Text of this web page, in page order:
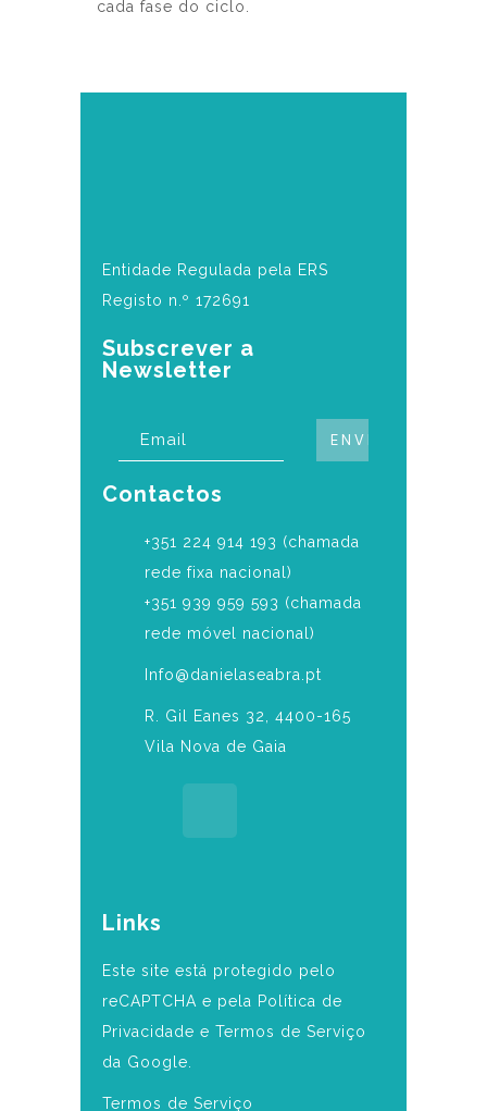
cada fase do ciclo.
Entidade Regulada pela ERS
Registo n.º 172691
Subscrever a
Newsletter
Contactos
‎+351 224 914 193 (chamada
rede fixa nacional)
+351 939 959 593 (chamada
rede móvel nacional)
Info@danielaseabra.pt
R. Gil Eanes 32, 4400-165
Vila Nova de Gaia
Links
Este site está protegido pelo
reCAPTCHA e pela Política de
Privacidade e Termos de Serviço
da Google.
Termos de Serviço